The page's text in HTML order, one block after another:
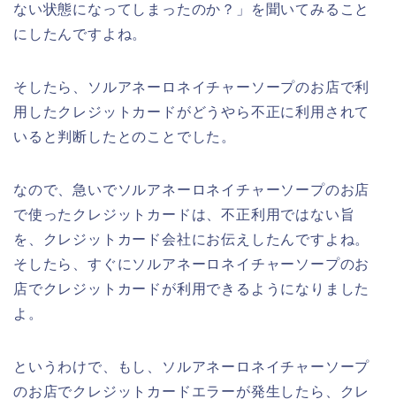
ない状態になってしまったのか？」を聞いてみること
にしたんですよね。
そしたら、ソルアネーロネイチャーソープのお店で利
用したクレジットカードがどうやら不正に利用されて
いると判断したとのことでした。
なので、急いでソルアネーロネイチャーソープのお店
で使ったクレジットカードは、不正利用ではない旨
を、クレジットカード会社にお伝えしたんですよね。
そしたら、すぐにソルアネーロネイチャーソープのお
店でクレジットカードが利用できるようになりました
よ。
というわけで、もし、ソルアネーロネイチャーソープ
のお店でクレジットカードエラーが発生したら、クレ